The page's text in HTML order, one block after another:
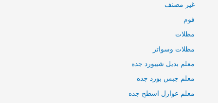
غير مصنف
فوم
مظلات
مظلات وسواتر
معلم بديل شيبورد جده
معلم جبس بورد جده
معلم عوازل اسطح جده